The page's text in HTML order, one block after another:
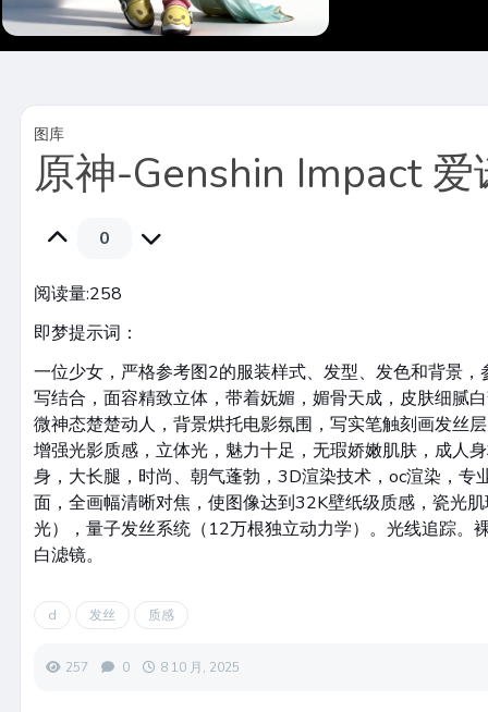
图库
原神-Genshin Impact 爱
0
阅读量:258
即梦提示词：
一位少女，严格参考图2的服装样式、发型、发色和背景
写结合，面容精致立体，带着妩媚，媚骨天成，皮肤细腻
微神态楚楚动人，背景烘托电影氛围，写实笔触刻画发丝
增强光影质感，立体光，魅力十足，无瑕娇嫩肌肤，成人
身，大长腿，时尚、朝气蓬勃，3D渲染技术，oc渲染，专
面，全画幅清晰对焦，使图像达到32K壁纸级质感，瓷光
光），量子发丝系统（12万根独立动力学）。光线追踪。
白滤镜。
d 发丝 质感
257 0 8 10 月, 2025